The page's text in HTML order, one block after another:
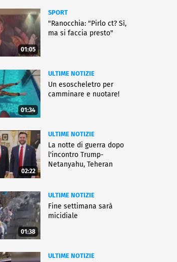
01:05
SPORT
"Ranocchia: "Pirlo ct? Sì,
ma si faccia presto"
01:34
ULTIME NOTIZIE
Un esoscheletro per
camminare e nuotare!
02:22
ULTIME NOTIZIE
La notte di guerra dopo
l'incontro Trump-
Netanyahu, Teheran
01:38
ULTIME NOTIZIE
Fine settimana sarà
micidiale
ULTIME NOTIZIE